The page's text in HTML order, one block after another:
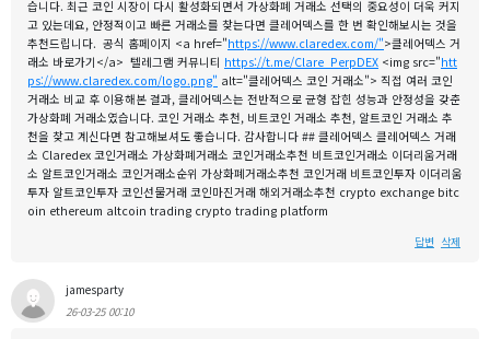
습니다. 최근 코인 시장이 다시 활성화되면서 가상화폐 거래소 선택의 중요성이 더욱 커지
고 있는데요, 안정적이고 빠른 거래소를 찾는다면 클레어덱스를 한 번 확인해보시는 것을
추천드립니다. 공식 홈페이지 <a href="https://www.claredex.com/">클레어덱스 거
래소 바로가기</a> 텔레그램 커뮤니티 https://t.me/Clare_PerpDEX <img src="htt
ps://www.claredex.com/logo.png" alt="클레어덱스 코인 거래소"> 직접 여러 코인
거래소 비교 후 이용해본 결과, 클레어덱스는 전반적으로 균형 잡힌 성능과 안정성을 갖춘
가상화폐 거래소였습니다. 코인 거래소 추천, 비트코인 거래소 추천, 알트코인 거래소 추
천을 찾고 계신다면 참고해보셔도 좋습니다. 감사합니다 ## 클레어덱스 클레어덱스 거래
소 Claredex 코인거래소 가상화폐거래소 코인거래소추천 비트코인거래소 이더리움거래
소 알트코인거래소 코인거래소순위 가상화폐거래소추천 코인거래 비트코인투자 이더리움
투자 알트코인투자 코인선물거래 코인마진거래 해외거래소추천 crypto exchange bitc
oin ethereum altcoin trading crypto trading platform
답변 삭제
jamesparty
26-03-25 00:10